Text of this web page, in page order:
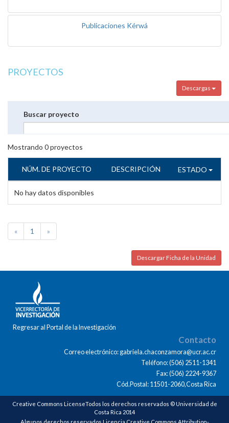
Publicaciones Kérwá
PROYECTOS
Descargas
Buscar proyecto
Mostrando 0proyectos
NÚM. DE PROYECTO DESCRIPCIÓN ESTADO
No hay datos disponibles
« 1 »
Descargar Ficha de la Unidad
Regresar al Portal de la Investigación
Contacto
Correo electrónico: gabriela.chaconzamora@ucr.ac.cr
Teléfono: (506) 2511-1341
Fax: (506) 2224-9367
Cód.Postal: 11501-2060,Costa Rica
Creative Commons LicenseTodos los derechos reservados © Universidad de
Costa Rica 2014